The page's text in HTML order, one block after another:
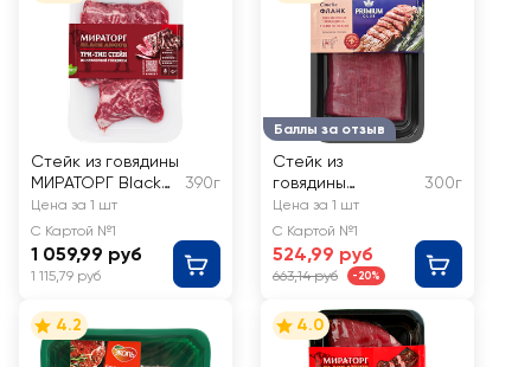
Стейк из говядины
МИРАТОРГ Black
Angus Три-тип
390г
Цена за 1 шт
С Картой №1
1 059,99 руб
1 115,79 руб
Баллы за отзыв
Стейк из
говядины
PREMIUM CLUB
Фланк
300г
Цена за 1 шт
С Картой №1
524,99 руб
663,14 руб -20%
4.2 4.0